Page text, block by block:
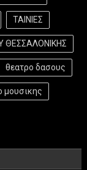
ΤΑΙΝΙΕΣ
ΘΕΣΣΑΛΟΝΙΚΗΣ
θεατρο δασους
μουσικης